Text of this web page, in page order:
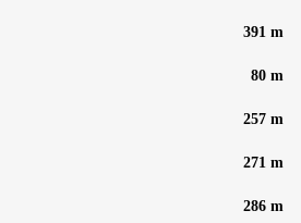
391 m
80 m
257 m
271 m
286 m